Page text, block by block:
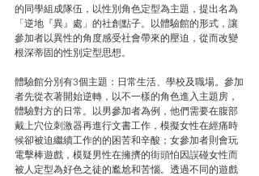
的同學組成隊伍，以性別角色定型為主題，提出名為
「逆地『異』處」的社創點子。以體驗館的形式，讓
參加者以異性的角度感受社會帶來的壓迫，從而改變
根深蒂固的性別定型思想。
體驗館分別有3個主題：日常生活、學校及職場。參加
者先從衣著開始逆轉，以不一樣的角色進入主題房，
體驗對方的日常。以男參加者為例，他們需要在腹部
戴上穴位刺激器再進行文書工作，模擬女性在經痛時
候卻被迫繼續工作的的困苦和辛酸；女參加者則會玩
電擊棒遊戲，模疑男性在擁擠的街頭怕因誤碰女性而
被人定型為好色之徒的尷尬和苦惱。透過不同的遊戲